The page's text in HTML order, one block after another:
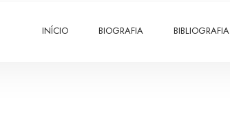
INÍCIO BIOGRAFIA BIBLIOGRAFIA